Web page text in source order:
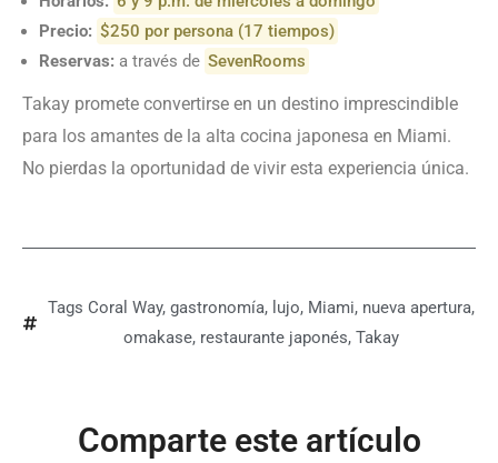
Precio: $250 por persona (17 tiempos)
Reservas: a través de SevenRooms
Takay promete convertirse en un destino imprescindible
para los amantes de la alta cocina japonesa en Miami.
No pierdas la oportunidad de vivir esta experiencia única.
Tags Coral Way, gastronomía, lujo, Miami, nueva apertura,
omakase, restaurante japonés, Takay
Comparte este artículo